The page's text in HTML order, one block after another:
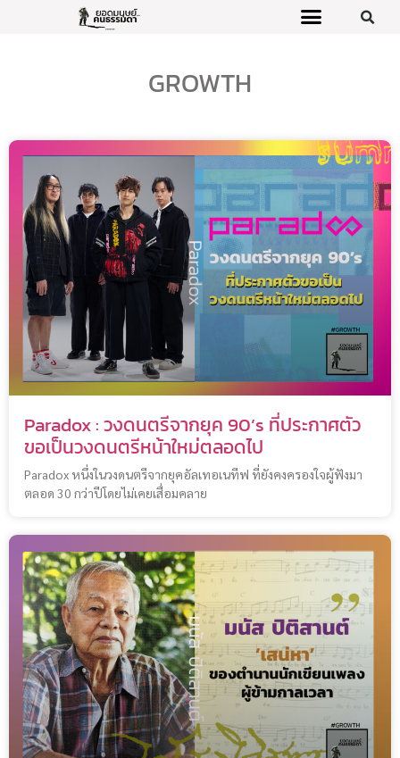
GROWTH
Paradox : วงดนตรีจากยุค 90’s ที่ประกาศตัว
ขอเป็นวงดนตรีหน้าใหม่ตลอดไป
Paradox หนึ่งในวงดนตรีจากยุคอัลเทอเนทีฟ ที่ยังคงครองใจผู้ฟังมา
ตลอด 30 กว่าปีโดยไม่เคยเสื่อมคลาย